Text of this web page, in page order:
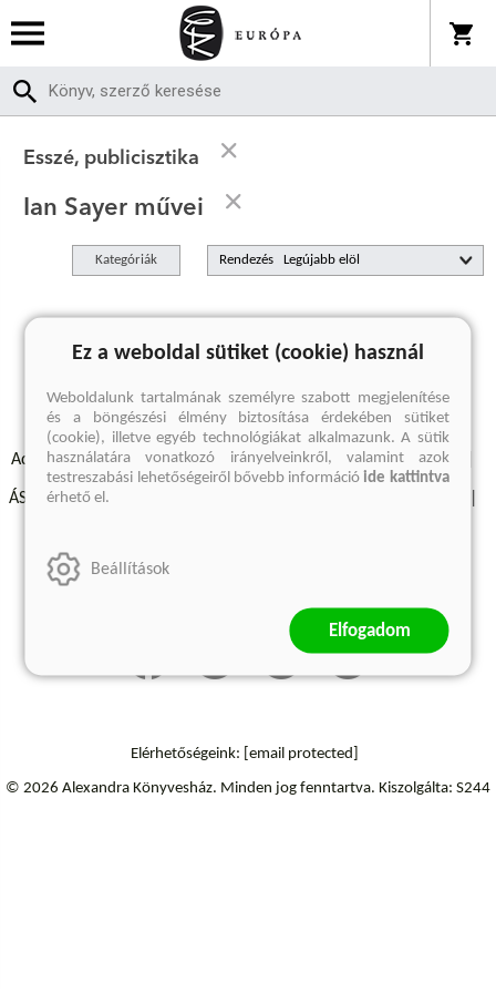
Esszé, publicisztika
Ian Sayer művei
Kategóriák Rendezés
A keresett kifejezésre nincs találat
Adatvédelmi szabályzatok Elállási felmondási nyilatkozat
ÁSZF - Vásárlási feltételek
Szállítási információk
Elérhetőségeink: [email protected]
© 2026 Alexandra Könyvesház. Minden jog fenntartva. Kiszolgálta: S244
Ez a weboldal sütiket (cookie) használ
Weboldalunk tartalmának személyre szabott megjelenítése
és a böngészési élmény biztosítása érdekében sütiket
(cookie), illetve egyéb technológiákat alkalmazunk. A sütik
használatára vonatkozó irányelveinkről, valamint azok
testreszabási lehetőségeiről bővebb információide kattintva
érhető el.
Beállítások
Elfogadom